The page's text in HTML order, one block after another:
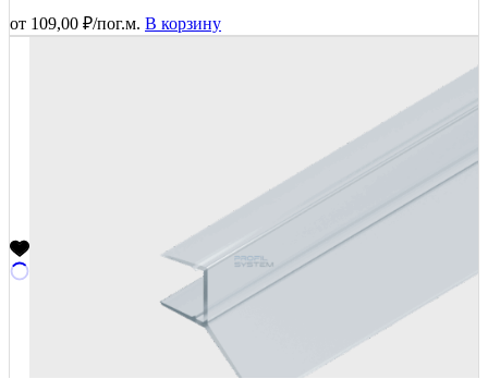
от 109,00 ₽/пог.м. В корзину